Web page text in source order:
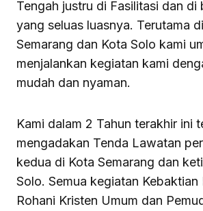
Tengah justru di Fasilitasi dan di
yang seluas luasnya. Terutama
Semarang dan Kota Solo kami
menjalankan kegiatan kami
mudah dan nyaman.
Kami dalam 2 Tahun terakhir ini
mengadakan Tenda Lawatan
kedua di Kota Semarang dan
Solo. Semua kegiatan Kebaktian
Rohani Kristen Umum dan